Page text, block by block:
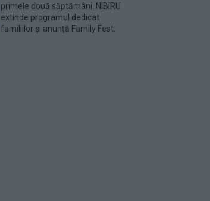
primele două săptămâni. NIBIRU
extinde programul dedicat
familiilor și anunță Family Fest.